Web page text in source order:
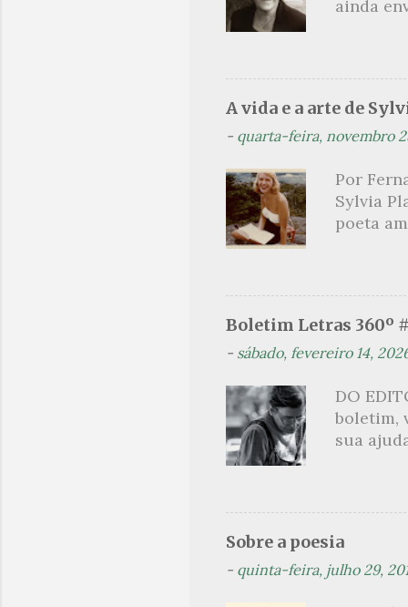
ainda
não,
toda
na hora
A vida e a arte de
- quarta-feira, novembro
Por
Sylvia
poeta
como
Hughes.
aluna
ao livro
Boletim Letras 360º
- sábado, fevereiro 14,
DO
boletim,
sua
são
(Flip) de
Sobre a poesia
- quinta-feira, julho 29,